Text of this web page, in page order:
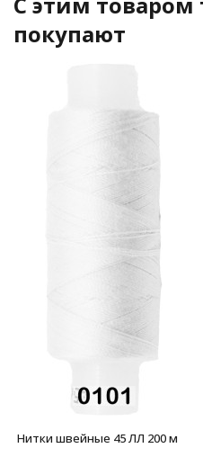
покупают
Нитки швейные 45 ЛЛ 200 м